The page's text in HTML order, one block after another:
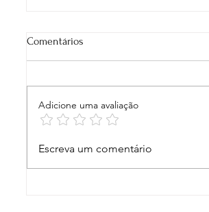
Perdoado, mas ainda preso?
Comentários
Adicione uma avaliação
Escreva um comentário